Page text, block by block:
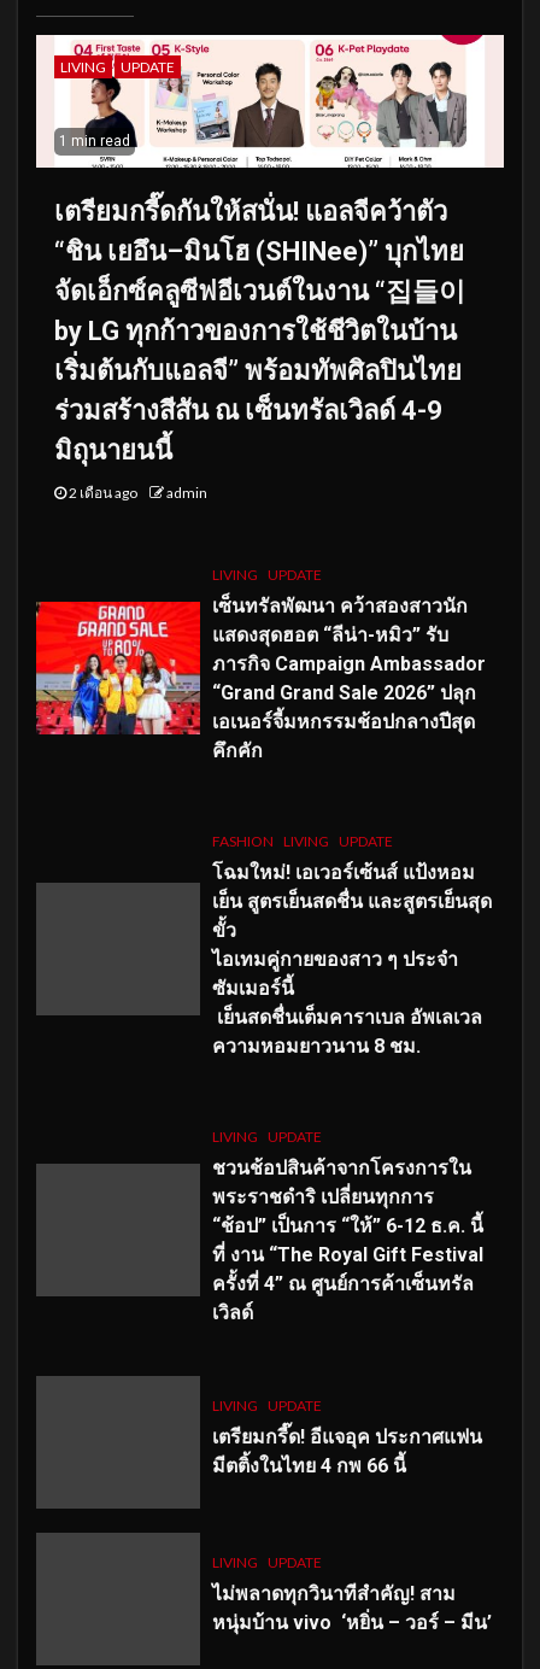
LIVING UPDATE
1 min read
เตรียมกรี๊ดกันให้สนั่น! แอลจีคว้าตัว
“ชิน เยอึน–มินโฮ (SHINee)” บุกไทย
จัดเอ็กซ์คลูซีฟอีเวนต์ในงาน “집들이
by LG ทุกก้าวของการใช้ชีวิตในบ้าน
เริ่มต้นกับแอลจี” พร้อมทัพศิลปินไทย
ร่วมสร้างสีสัน ณ เซ็นทรัลเวิลด์ 4-9
มิถุนายนนี้
2 เดือน ago admin
LIVING UPDATE
เซ็นทรัลพัฒนา คว้าสองสาวนัก
แสดงสุดฮอต “ลีน่า-หมิว” รับ
ภารกิจ Campaign Ambassador
“Grand Grand Sale 2026” ปลุก
เอเนอร์จี้มหกรรมช้อปกลางปีสุด
คึกคัก
FASHION LIVING UPDATE
โฉมใหม่! เอเวอร์เซ้นส์ แป้งหอม
เย็น สูตรเย็นสดชื่น และสูตรเย็นสุด
ขั้ว
ไอเทมคู่กายของสาว ๆ ประจำ
ซัมเมอร์นี้
เย็นสดชื่นเต็มคาราเบล อัพเลเวล
ความหอมยาวนาน 8 ชม.
LIVING UPDATE
ชวนช้อปสินค้าจากโครงการใน
พระราชดำริ เปลี่ยนทุกการ
“ช้อป” เป็นการ “ให้” 6-12 ธ.ค. นี้
ที่ งาน “The Royal Gift Festival
ครั้งที่ 4” ณ ศูนย์การค้าเซ็นทรัล
เวิลด์
LIVING UPDATE
เตรียมกรี๊ด! อีแจอุค ประกาศแฟน
มีตติ้งในไทย 4 กพ 66 นี้
LIVING UPDATE
ไม่พลาดทุกวินาทีสำคัญ! สาม
หนุ่มบ้าน vivo ‘หยิ่น – วอร์ – มีน’